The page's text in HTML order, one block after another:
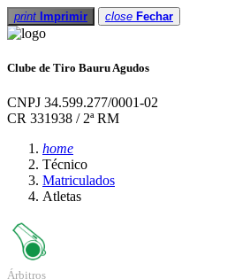
print Imprimir close Fechar
Clube de Tiro Bauru Agudos
CNPJ 34.599.277/0001-02
CR 331938 / 2ª RM
home
Técnico
Matriculados
Atletas
Árbitros